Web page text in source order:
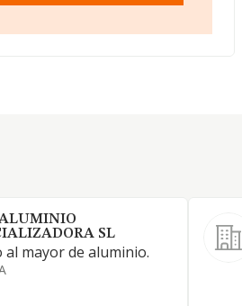
SL
al mayor de aluminio.